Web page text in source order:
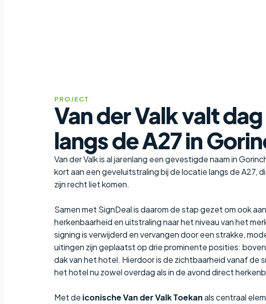
PROJECT
Van der Valk valt
langs de A27 in
Van der Valk is al jarenlang een gevestigde naam in
kort aan een geveluitstraling bij de locatie langs de A27,
zijn recht liet komen.
Samen met SignDeal is daarom de stap gezet om ook
herkenbaarheid en uitstraling naar het niveau van het
signing is verwijderd en vervangen door een strakke,
uitingen zijn geplaatst op drie prominente posities:
dak van het hotel. Hierdoor is de zichtbaarheid vanaf de
het hotel nu zowel overdag als in de avond direct
Met de iconische Van der Valk Toekanals centraal